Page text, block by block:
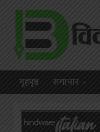
गृहपृष्ठ समाचार